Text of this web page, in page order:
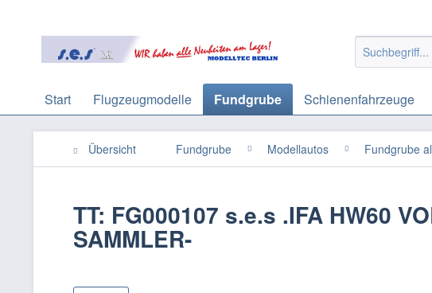
Start Flugzeugmodelle Fundgrube Schienenfahrzeuge
Übersicht Fundgrube Modellautos Fundgrube
TT: FG000107 s.e.s .IFA HW60
SAMMLER-